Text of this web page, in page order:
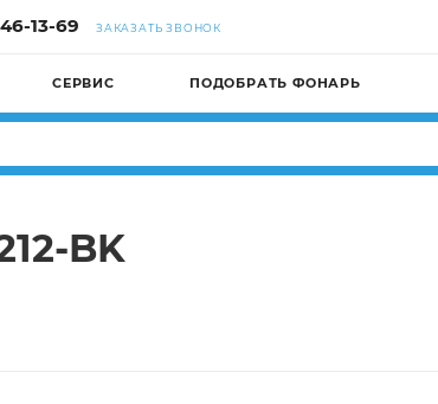
13-69 ЗАКАЗАТЬ ЗВОНОК
СЕРВИС ПОДОБРАТЬ ФОНАРЬ
BK